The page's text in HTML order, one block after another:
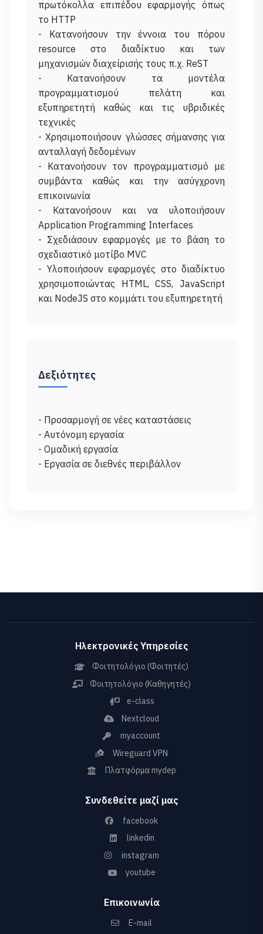
πρωτόκολλα επιπέδου εφαρμογής όπως
το HTTP
- Κατανοήσουν την έννοια του πόρου
resource στο διαδίκτυο και των
μηχανισμών διαχείρισής τους π.χ. ReST
- Κατανοήσουν τα μοντέλα
προγραμματισμού πελάτη και
εξυπηρετητή καθώς και τις υβριδικές
τεχνικές
- Χρησιμοποιήσουν γλώσσες σήμανσης για
ανταλλαγή δεδομένων
- Κατανοήσουν τον προγραμματισμό με
συμβάντα καθώς και την ασύγχρονη
επικοινωνία
- Κατανοήσουν και να υλοποιήσουν
Application Programming Interfaces
- Σχεδιάσουν εφαρμογές με το βάση το
σχεδιαστικό μοτίβο MVC
- Υλοποιήσουν εφαρμογές στο διαδίκτυο
χρησιμοποιώντας HTML, CSS, JavaScript
Δεξιότητες
- Προσαρμογή σε νέες καταστάσεις
- Αυτόνομη εργασία
- Ομαδική εργασία
Ηλεκτρονικές Υπηρεσίες
Φοιτητολόγιο (Φοιτητές)
Φοιτητολόγιο (Καθηγητές)
e-class
Nextcloud
myaccount
Wireguard VPN
Πλατφόρμα mydep
Συνδεθείτε μαζί μας
facebook
linkedin
instagram
youtube
Επικοινωνία
E-mail